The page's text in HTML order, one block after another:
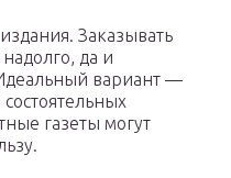
Заказывать
да и
вариант —
газеты могут